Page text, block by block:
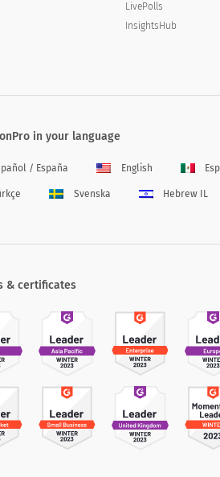
LivePolls
InsightsHub
in your language
/ España English
Svenska Hebrew IL
& certificates